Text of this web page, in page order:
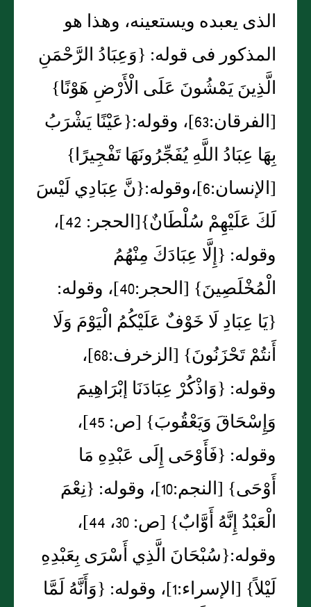
الذى يعبده ويستعينه، وهذا هو
المذكور فى قوله‏:‏ ‏{‏وَعِبَادُ الرَّحْمَنِ
الَّذِينَ يَمْشُونَ عَلَى الْأَرْضِ هَوْنًا‏}‏
‏[‏الفرقان‏:‏63‏]‏، وقوله‏:‏‏{‏عَيْنًا يَشْرَبُ
بِهَا عِبَادُ اللَّهِ يُفَجِّرُونَهَا تَفْجِيرًا‏}‏‏
[‏الإنسان‏:‏6‏]‏،وقوله‏:‏‏{‏نَّ عِبَادِي لَيْسَ
لَكَ عَلَيْهِمْ سُلْطَانٌ‏}‏‏[‏الحجر‏:‏ 42‏]‏،
وقوله‏:‏ ‏{‏إِلَّا عِبَادَكَ مِنْهُمُ
الْمُخْلَصِينَ‏}‏ ‏[‏الحجر‏:‏40‏]‏، وقوله‏:‏
‏{‏يَا عِبَادِ لَا خَوْفٌ عَلَيْكُمُ الْيَوْمَ وَلَا
أَنتُمْ تَحْزَنُونَ‏}‏ ‏[‏الزخرف‏:‏68‏]‏،
وقوله‏:‏ ‏{‏وَاذْكُرْ عِبَادَنَا إبْرَاهِيمَ
وَإِسْحَاقَ وَيَعْقُوبَ‏}‏ ‏[‏ص‏:‏ 45‏]‏،
وقوله‏:‏ ‏{‏فَأَوْحَى إِلَى عَبْدِهِ مَا
أَوْحَى‏}‏ ‏[‏النجم‏:‏10‏]‏، وقوله‏:‏ ‏{‏نِعْمَ
الْعَبْدُ إِنَّهُ أَوَّابٌ‏}‏ ‏[‏ص‏:‏ 30، 44‏]‏،
وقوله‏:‏‏{‏سُبْحَانَ الَّذِي أَسْرَى بِعَبْدِهِ
لَيْلاً‏}‏ ‏[‏الإسراء‏:‏1‏]‏، وقوله‏:‏ ‏{‏وَأَنَّهُ لَمَّا